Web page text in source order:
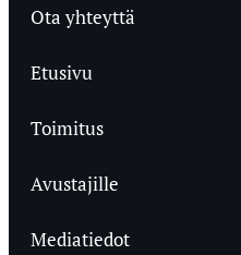
Ota yhteyttä
Etusivu
Toimitus
Avustajille
Mediatiedot